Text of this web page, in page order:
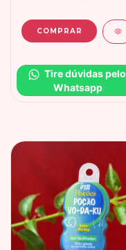
Tire dúvidas pelo
Whatsapp